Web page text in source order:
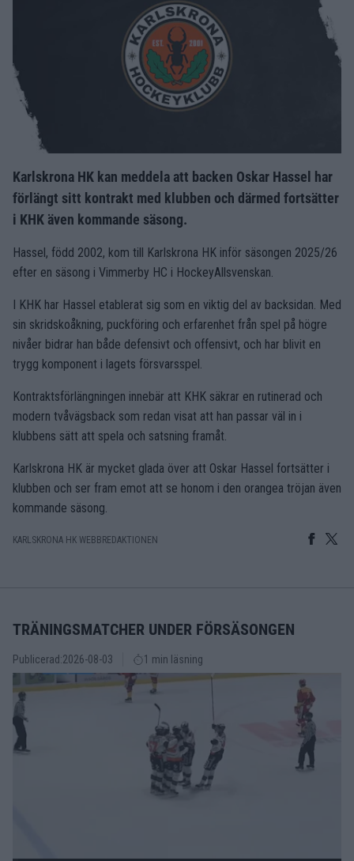
Karlskrona HK kan meddela att backen Oskar Hassel har
förlängt sitt kontrakt med klubben och därmed fortsätter
i KHK även kommande säsong.
Hassel, född 2002, kom till Karlskrona HK inför säsongen 2025/26
efter en säsong i Vimmerby HC i HockeyAllsvenskan.
I KHK har Hassel etablerat sig som en viktig del av backsidan. Med
sin skridskoåkning, puckföring och erfarenhet från spel på högre
nivåer bidrar han både defensivt och offensivt, och har blivit en
trygg komponent i lagets försvarsspel.
Kontraktsförlängningen innebär att KHK säkrar en rutinerad och
modern tvåvägsback som redan visat att han passar väl in i
klubbens sätt att spela och satsning framåt.
Karlskrona HK är mycket glada över att Oskar Hassel fortsätter i
klubben och ser fram emot att se honom i den orangea tröjan även
kommande säsong.
KARLSKRONA HK WEBBREDAKTIONEN
TRÄNINGSMATCHER UNDER FÖRSÄSONGEN
Publicerad:2026-08-03 1 min läsning